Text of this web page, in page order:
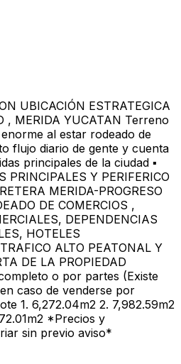
UBICACIÓN ESTRATEGICA
, MERIDA YUCATAN Terreno
al estar rodeado de
flujo diario de gente y cuenta
principales de la ciudad ▪
PRINCIPALES Y PERIFERICO
MERIDA-PROGRESO
DE COMERCIOS ,
DEPENDENCIAS
HOTELES
ALTO PEATONAL Y
DE LA PROPIEDAD
o por partes (Existe
caso de venderse por
1. 6,272.04m2 2. 7,982.59m2
*Precios y
sin previo aviso*